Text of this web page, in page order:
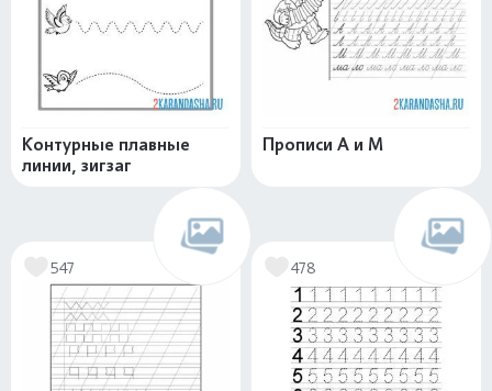
Контурные плавные
линии, зигзаг
Прописи А и М
547 478